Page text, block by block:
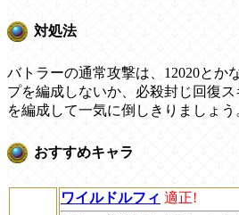
対処法
バトラーの通常攻撃は、12020とか
プを編成しないか、必殺封じ回復
を編成して一気に倒しきりましょう
おすすめキャラ
ワイルドルフィ 適正!